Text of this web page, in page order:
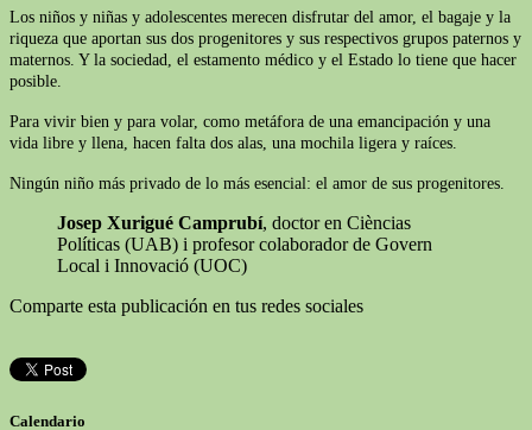
Los niños y niñas y adolescentes merecen disfrutar del amor, el bagaje y la
riqueza que aportan sus dos progenitores y sus respectivos grupos paternos y
maternos. Y la sociedad, el estamento médico y el Estado lo tiene que hacer
posible.
Para vivir bien y para volar, como metáfora de una emancipación y una
vida libre y llena, hacen falta dos alas, una mochila ligera y raíces.
Ningún niño más privado de lo más esencial: el amor de sus progenitores.
Josep Xurigué Camprubí, doctor en Cièncias
Políticas (UAB) i profesor colaborador de Govern
Local i Innovació (UOC)
Comparte esta publicación en tus redes sociales
Calendario